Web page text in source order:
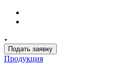
Подать заявку
Продукция